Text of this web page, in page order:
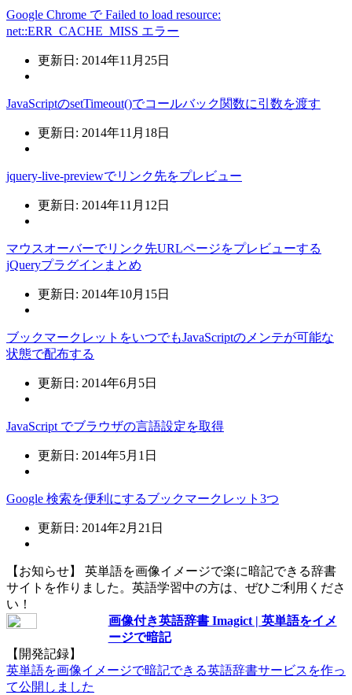
Google Chrome で Failed to load resource:
net::ERR_CACHE_MISS エラー
更新日: 2014年11月25日
JavaScriptのsetTimeout()でコールバック関数に引数を渡す
更新日: 2014年11月18日
jquery-live-previewでリンク先をプレビュー
更新日: 2014年11月12日
マウスオーバーでリンク先URLページをプレビューする
jQueryプラグインまとめ
更新日: 2014年10月15日
ブックマークレットをいつでもJavaScriptのメンテが可能な
状態で配布する
更新日: 2014年6月5日
JavaScript でブラウザの言語設定を取得
更新日: 2014年5月1日
Google 検索を便利にするブックマークレット3つ
更新日: 2014年2月21日
【お知らせ】 英単語を画像イメージで楽に暗記できる辞書
サイトを作りました。英語学習中の方は、ぜひご利用くださ
い！
画像付き英語辞書 Imagict | 英単語をイメ
ージで暗記
【開発記録】
英単語を画像イメージで暗記できる英語辞書サービスを作っ
て公開しました